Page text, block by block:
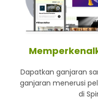
Dapatkan ganjaran
ganjaran menerusi
di